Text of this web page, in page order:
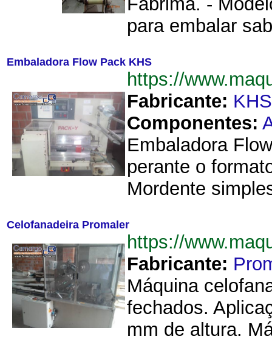
para embalar
Embaladora Flow Pack KHS
https://
Fabricante: KHS
Componentes:
Embaladora
perante o
Mordente
Celofanadeira Promaler
https://
Fabricante:
Máquina
fechados.
mm de altura.